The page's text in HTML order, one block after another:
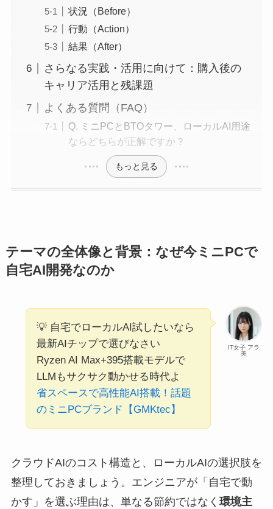
状況（Before）
行動（Action）
結果（After）
さらなる実践・活用に向けて：購入後の
キャリア活用と残課題
よくある質問（FAQ）
Q. ミニPCとBTOタワー、ローカルAI用途
ならどちらが正解ですか？
もっと見る
テーマの全体像と背景：なぜ今ミニPCで
自宅AI開発なのか
IT女子 アラ
美
💡 自宅でローカルAI試したいなら
最新AIチップで選びなさい
Ryzen AI Max+395搭載モデルで
LLMもサクサク動かせる時代よ
省スペースで高性能AI搭載！話題
のミニPCブランド【GMKtec】
クラウドAIのコスト構造と、ローカルAIの選択肢を
整理しておきましょう。エンジニアが「自宅で動
かす」を選ぶ理由は、単なる節約ではなく 環境主